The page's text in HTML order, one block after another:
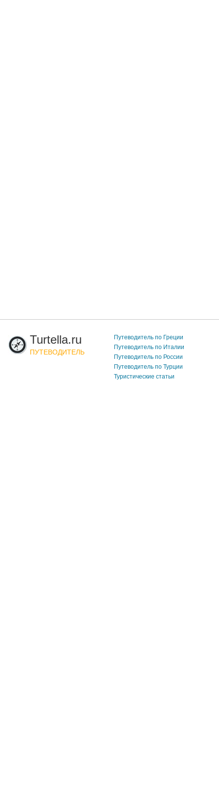
Turtella.ru
ПУТЕВОДИТЕЛЬ
Путеводитель по Греции
Путеводитель по Италии
Путеводитель по России
Путеводитель по Турции
Туристические статьи